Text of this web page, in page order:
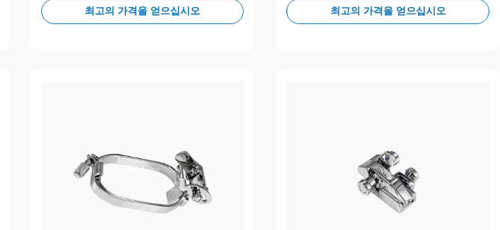
작되어 장기적인 임상 안전성과 정확성을 위
해 100회 이상의 오토클레이브 주기를 지원합
최고의 가격을 얻으십시오
임상 안전성과 정확성을 위해 100회 이상의
오토클레이브 주기를 지원합니다.
최고의 가격을 얻으십시오